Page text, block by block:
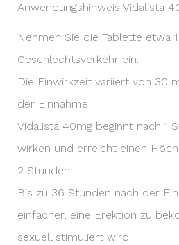
Anwendungshinweis Vidalista
Nehmen Sie die Tablette etwa
Geschlechtsverkehr ein.
Die Einwirkzeit variiert von 30
der Einnahme.
Vidalista 40mg beginnt nach 1
wirken und erreicht einen
2 Stunden.
Bis zu 36 Stunden nach der
einfacher, eine Erektion zu
sexuell stimuliert wird.